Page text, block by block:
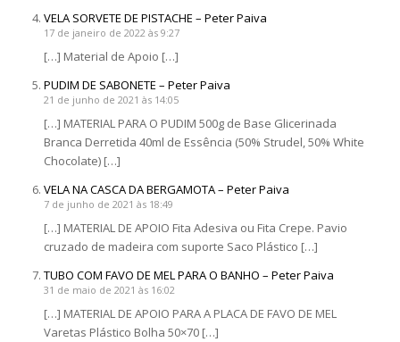
VELA SORVETE DE PISTACHE – Peter Paiva
17 de janeiro de 2022 às 9:27
[…] Material de Apoio […]
PUDIM DE SABONETE – Peter Paiva
21 de junho de 2021 às 14:05
[…] MATERIAL PARA O PUDIM 500g de Base Glicerinada
Branca Derretida 40ml de Essência (50% Strudel, 50% White
Chocolate) […]
VELA NA CASCA DA BERGAMOTA – Peter Paiva
7 de junho de 2021 às 18:49
[…] MATERIAL DE APOIO Fita Adesiva ou Fita Crepe. Pavio
cruzado de madeira com suporte Saco Plástico […]
TUBO COM FAVO DE MEL PARA O BANHO – Peter Paiva
31 de maio de 2021 às 16:02
[…] MATERIAL DE APOIO PARA A PLACA DE FAVO DE MEL
Varetas Plástico Bolha 50×70 […]